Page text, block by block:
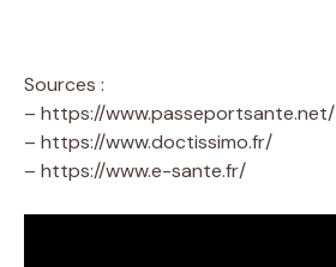
Sources :
– https://www.passeportsante.net/
– https://www.doctissimo.fr/
– https://www.e-sante.fr/